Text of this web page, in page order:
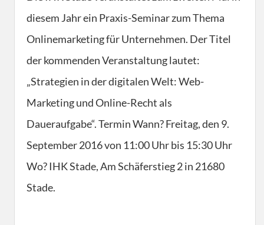
diesem Jahr ein Praxis-Seminar zum Thema
Onlinemarketing für Unternehmen. Der Titel
der kommenden Veranstaltung lautet:
„Strategien in der digitalen Welt: Web-
Marketing und Online-Recht als
Daueraufgabe“. Termin Wann? Freitag, den 9.
September 2016 von 11:00 Uhr bis 15:30 Uhr
Wo? IHK Stade, Am Schäferstieg 2 in 21680
Stade.